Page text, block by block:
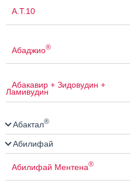
А.Т.10
Абаджио®
Абакавир + Зидовудин +
Ламивудин
Абактал®
Абилифай
Абилифай Ментена®